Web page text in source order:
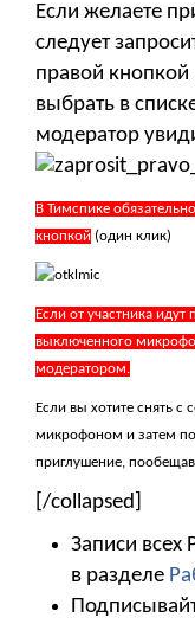
Если желаете
следует
правой
выбрать в
модератор
В Тимспике
кнопкой (один клик)
Если от участника
выключенного
модератором.
Если вы хотите снять с
микрофоном и затем
приглушение,
[/collapsed]
Записи всех
в разделе